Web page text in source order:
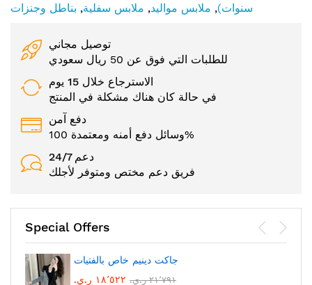
سنوات), ملابس مواليد, ملابس سفلية, بناطل وجنزات
توصيل مجاني
للطلبات التي فوق عن 50 ريال سعودي
الاسترجاع خلال 15 يوم
في حالة كان هناك مشكلة في المنتج
دفع آمن
وسائل دفع أمنه ومعتمدة 100%
24/7 دعم
فريق دعم مختص ومتوفر لأجلك
Special Offers
جاكت دينيم خاص بالفتيات
١٨٬٥٢٢ ر.ي.‏
٢١٬٧٩١ ر.ي.‏